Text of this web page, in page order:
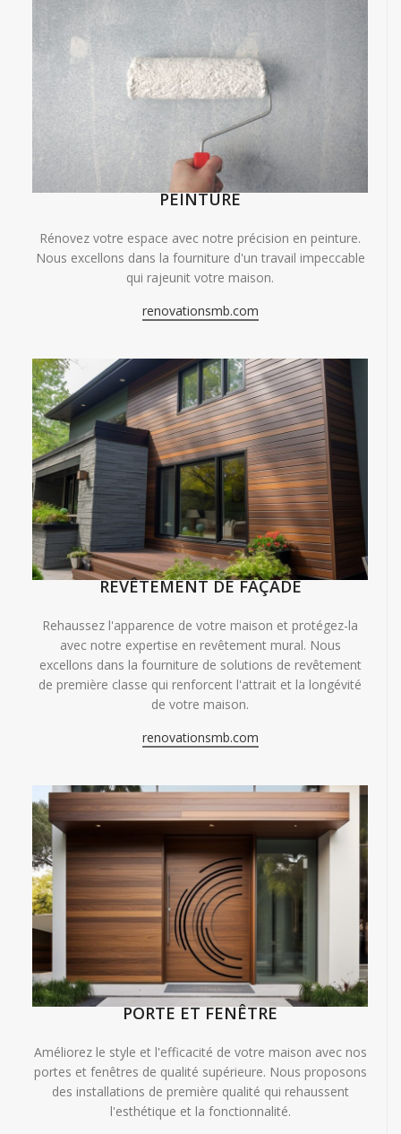
PEINTURE
Rénovez votre espace avec notre précision en peinture.
Nous excellons dans la fourniture d'un travail impeccable
qui rajeunit votre maison.
renovationsmb.com
REVÊTEMENT DE FAÇADE
Rehaussez l'apparence de votre maison et protégez-la
avec notre expertise en revêtement mural. Nous
excellons dans la fourniture de solutions de revêtement
de première classe qui renforcent l'attrait et la longévité
de votre maison.
renovationsmb.com
PORTE ET FENÊTRE
Améliorez le style et l'efficacité de votre maison avec nos
portes et fenêtres de qualité supérieure. Nous proposons
des installations de première qualité qui rehaussent
l'esthétique et la fonctionnalité.